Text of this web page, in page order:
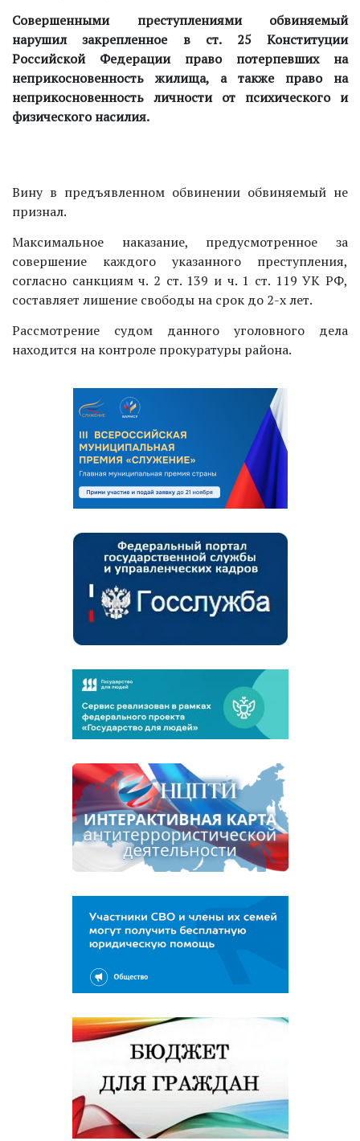
Совершенными преступлениями обвиняемый
нарушил закрепленное в ст. 25 Конституции
Российской Федерации право потерпевших на
неприкосновенность жилища, а также право на
неприкосновенность личности от психического и
физического насилия.
Вину в предъявленном обвинении обвиняемый не
признал.
Максимальное наказание, предусмотренное за
совершение каждого указанного преступления,
согласно санкциям ч. 2 ст. 139 и ч. 1 ст. 119 УК РФ,
составляет лишение свободы на срок до 2-х лет.
Рассмотрение судом данного уголовного дела
находится на контроле прокуратуры района.